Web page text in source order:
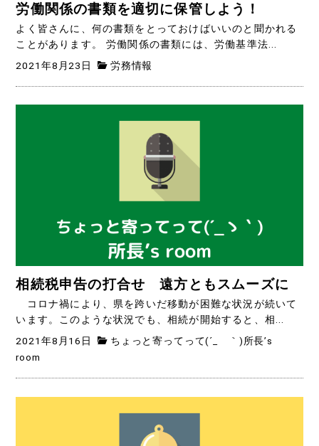
労働関係の書類を適切に保管しよう！
よく皆さんに、何の書類をとっておけばいいのと聞かれる
ことがあります。 労働関係の書類には、労働基準法...
2021年8月23日 労務情報
相続税申告の打合せ 遠方ともスムーズに
コロナ禍により、県を跨いだ移動が困難な状況が続いて
います。このような状況でも、相続が開始すると、相...
2021年8月16日
ちょっと寄ってって(´_ゝ｀)所長’s
room